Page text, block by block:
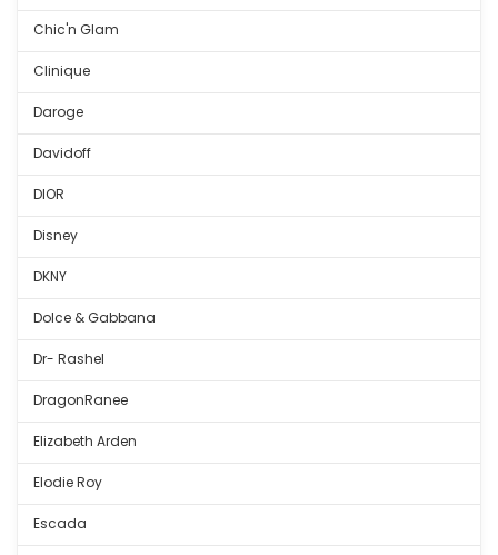
Chic'n Glam
Clinique
Daroge
Davidoff
DIOR
Disney
DKNY
Dolce & Gabbana
Dr- Rashel
DragonRanee
Elizabeth Arden
Elodie Roy
Escada